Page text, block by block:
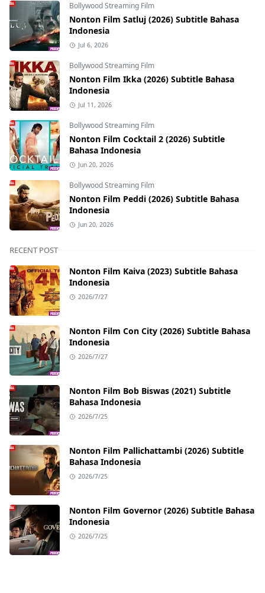
Bollywood Streaming Film
Nonton Film Satluj (2026) Subtitle Bahasa
Indonesia
Jul 6, 2026
Bollywood Streaming Film
Nonton Film Ikka (2026) Subtitle Bahasa
Indonesia
Jul 11, 2026
Bollywood Streaming Film
Nonton Film Cocktail 2 (2026) Subtitle
Bahasa Indonesia
Jun 20, 2026
Bollywood Streaming Film
Nonton Film Peddi (2026) Subtitle Bahasa
Indonesia
Jun 20, 2026
RECENT POST
Nonton Film Kaiva (2023) Subtitle Bahasa
Indonesia
2026/7/27
Nonton Film Con City (2026) Subtitle Bahasa
Indonesia
2026/7/27
Nonton Film Bob Biswas (2021) Subtitle
Bahasa Indonesia
2026/7/25
Nonton Film Pallichattambi (2026) Subtitle
Bahasa Indonesia
2026/7/25
Nonton Film Governor (2026) Subtitle Bahasa
Indonesia
2026/7/25